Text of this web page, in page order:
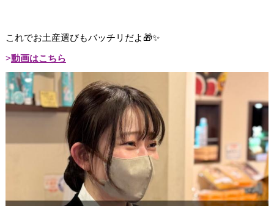
これでお土産選びもバッチリだよ🎁✨
動画はこちら